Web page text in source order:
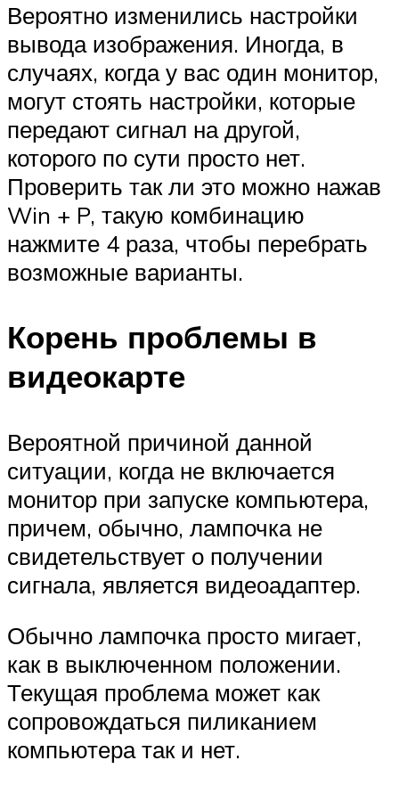
Вероятно изменились настройки
вывода изображения. Иногда, в
случаях, когда у вас один монитор,
могут стоять настройки, которые
передают сигнал на другой,
которого по сути просто нет.
Проверить так ли это можно нажав
Win + P, такую комбинацию
нажмите 4 раза, чтобы перебрать
возможные варианты.
Корень проблемы в
видеокарте
Вероятной причиной данной
ситуации, когда не включается
монитор при запуске компьютера,
причем, обычно, лампочка не
свидетельствует о получении
сигнала, является видеоадаптер.
Обычно лампочка просто мигает,
как в выключенном положении.
Текущая проблема может как
сопровождаться пиликанием
компьютера так и нет.